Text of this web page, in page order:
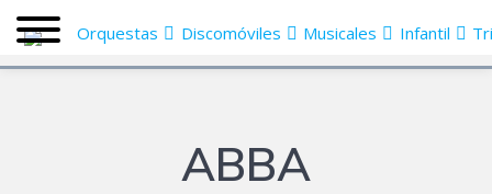
Orquestas Discomóviles Musicales Infantil
ABBA